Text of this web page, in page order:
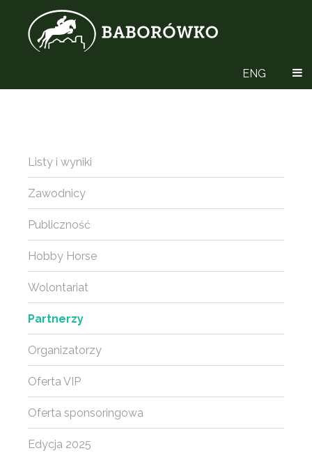
ENG
Listy i wyniki
Zawodnicy
Publiczność
Hobby Horse
Wolontariat
Partnerzy
Organizatorzy
Oferta VIP
Oferta sponsoringowa
Edycja 2025